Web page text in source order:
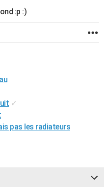
:p :)
✓
pas les radiateurs